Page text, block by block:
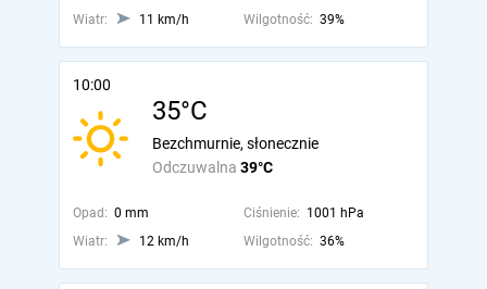
Wiatr:
11 km/h Wilgotność: 39%
10:00
35°C
Odczuwalna 39°C
Bezchmurnie, słonecznie
Opad: 0 mm Ciśnienie: 1001 hPa
Wiatr:
12 km/h Wilgotność: 36%